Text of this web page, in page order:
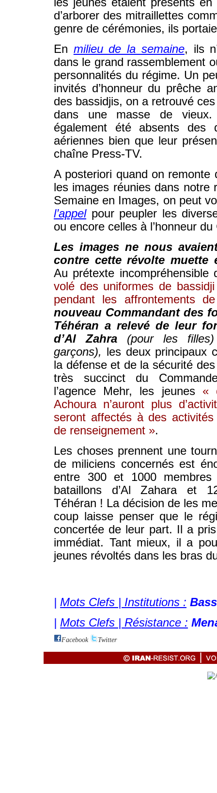
d’arborer des mitraillettes
genre de cérémonies, ils
En milieu de la semaine, ils
dans le grand rassemblement
personnalités du régime. Un
invités d’honneur du prêche
des bassidjis, on a retrouvé
dans une masse de
également été absents des
aériennes bien que leur
chaîne Press-TV.
A posteriori quand on remonte
les images réunies dans notre
Semaine en Images, on peut
l’appelpour peupler les
ou encore celles à l’honneur
Les images ne nous
contre cette révolte muette
Au prétexte incompréhensible
volé des uniformes de
pendant les affrontements
nouveau Commandant des
Téhéran a relevé de leur
d’Al Zahra(pour les
garçons), les deux principaux
la défense et de la sécurité
très succinct du
l’agence Mehr, les jeunes «
Achoura n’auront plus
seront affectés à des
de renseignement ».
Les choses prennent une
de miliciens concernés est
entre 300 et 1000
bataillons d’Al Zahara et
Téhéran ! La décision de les
coup laisse penser que le
concertée de leur part. Il a
immédiat. Tant mieux, il a
jeunes révoltés dans les bras
| Mots Clefs | Institutions :
| Mots Clefs | Résistance :
Facebook Twitter